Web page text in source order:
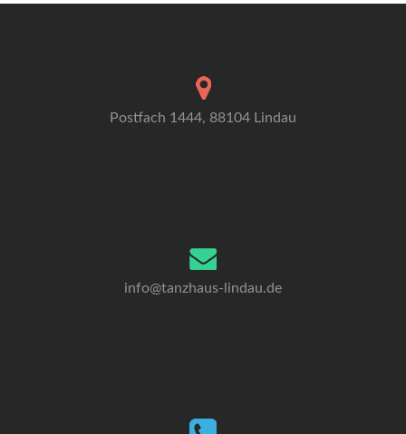
Postfach 1444, 88104 Lindau
info@tanzhaus-lindau.de